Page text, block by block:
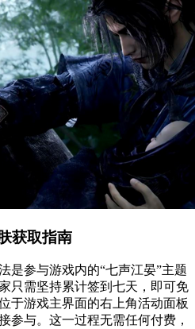
获取指南
是参与游戏内的“七声江晏”主题
只需坚持累计签到七天，即可免
于游戏主界面的右上角活动面板
参与。这一过程无需任何付费，